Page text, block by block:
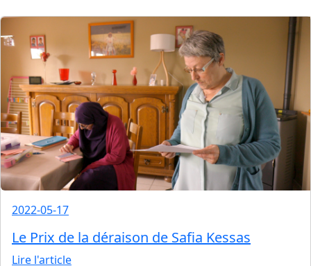
2022-05-17
Le Prix de la déraison de Safia Kessas
Lire l'article